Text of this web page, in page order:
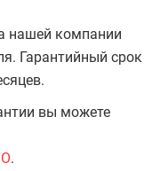
нашей компании
Гарантийный срок
вы можете
.